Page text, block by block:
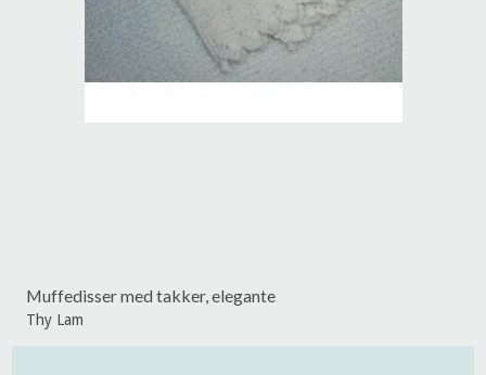
Muffedisser med takker, elegante
Thy Lam